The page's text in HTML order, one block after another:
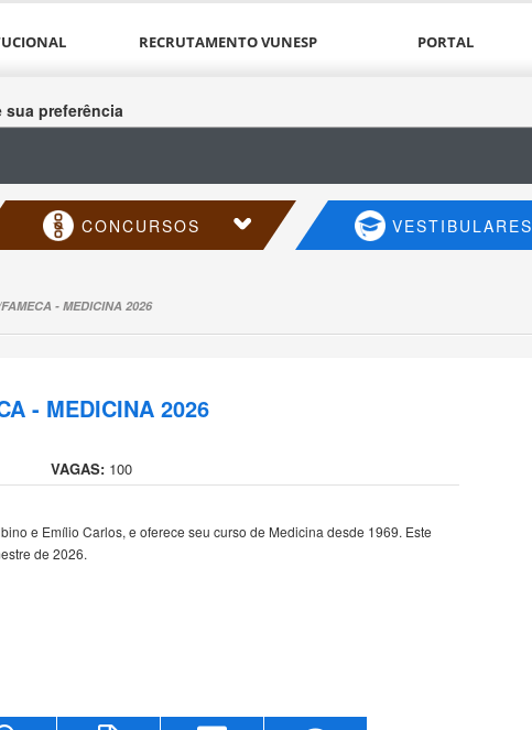
RECRUTAMENTO VUNESP PORTAL
sua preferência
CONCURSOS VESTIBULARES
- MEDICINA 2026
- MEDICINA 2026
VAGAS:100
e Emílio Carlos, e oferece seu curso de Medicina desde 1969. Este
de 2026.